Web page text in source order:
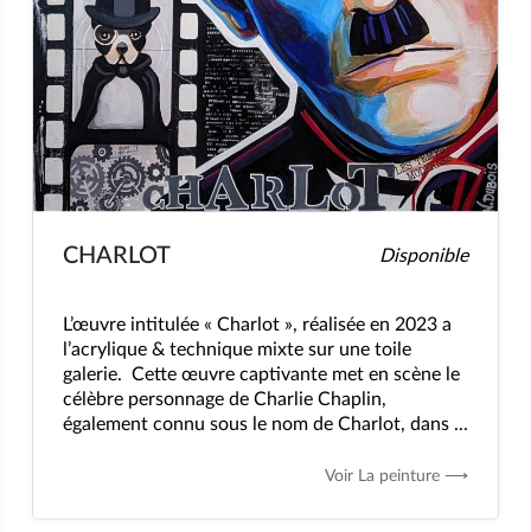
CHARLOT Disponible
L’œuvre intitulée « Charlot », réalisée en 2023 a
l’acrylique & technique mixte sur une toile
galerie. Cette œuvre captivante met en scène le
célèbre personnage de Charlie Chaplin,
également connu sous le nom de Charlot, dans ...
Voir La peinture ⟶